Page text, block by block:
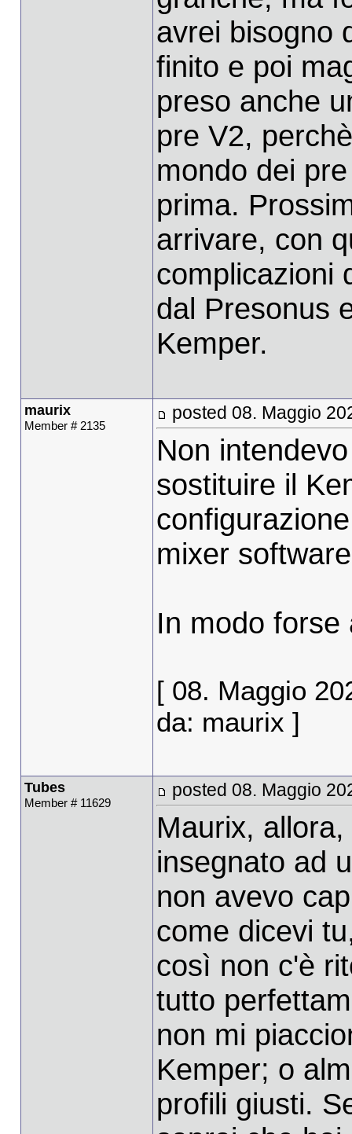
avrei bisogno
finito e poi
preso anche
pre V2,
mondo dei
prima.
arrivare, con
complicazioni
dal Presonus
Kemper.
maurix
Member # 2135
posted 08. Maggio
Non
sostituire il
mixer
In modo
[ 08. Maggio
da: maurix ]
Tubes
Member # 11629
posted 08. Maggio
Maurix,
insegnato ad
non avevo
come dicevi
così non c'è
tutto
non mi
Kemper; o
profili giusti.